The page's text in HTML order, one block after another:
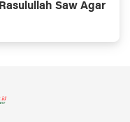
Saw Agar